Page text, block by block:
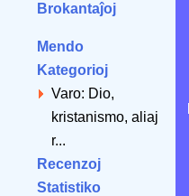
Brokantaĵoj
Mendo
Kategorioj
Varo: Dio,
kristanismo, aliaj
r...
Recenzoj
Statistiko